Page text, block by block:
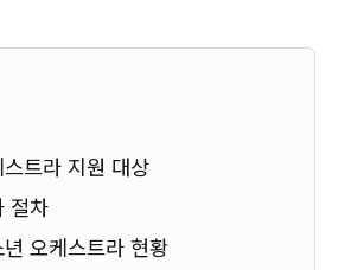
트라 지원 대상
절차
오케스트라 현황